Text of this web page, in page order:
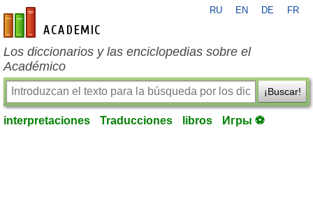
es-academic.com
RU EN DE FR
Los diccionarios y las enciclopedias sobre el
Académico
¡Buscar!
interpretaciones Traducciones libros Игры ⚽